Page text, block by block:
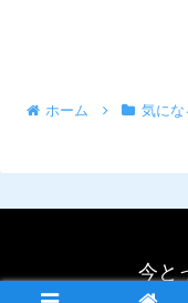
ホーム 気にな
今と